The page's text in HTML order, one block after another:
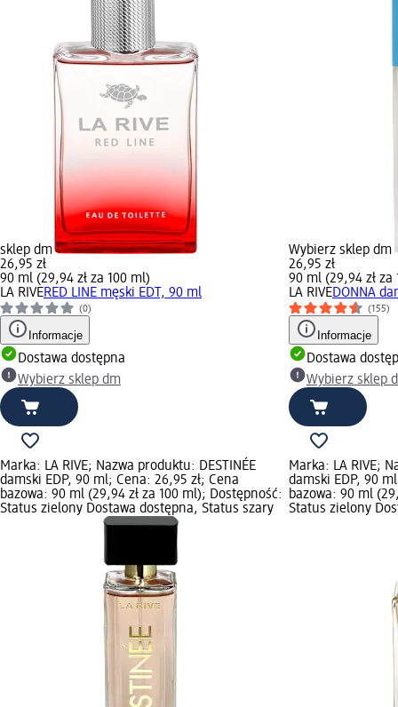
sklep dm
26,95 zł
90 ml (29,94 zł za 100 ml)
LA RIVERED LINE męski EDT, 90 ml
(0)
Informacje
Dostawa dostępna
Wybierz sklep dm
Wybierz sklep dm
26,95 zł
90 ml (29,94 zł za
LA RIVEDONNA
(155)
Informacje
Dostawa
Wybierz sklep
Marka: LA RIVE; Nazwa produktu: DESTINÉE
damski EDP, 90 ml; Cena: 26,95 zł; Cena
bazowa: 90 ml (29,94 zł za 100 ml); Dostępność:
Status zielony Dostawa dostępna, Status szary
Marka: LA RIVE;
damski EDP, 90
bazowa: 90 ml
Status zielony